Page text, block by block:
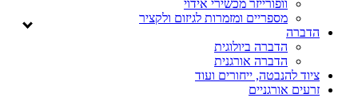
וופורייזר מכשירי אידוי
מספריים ומזמרות לגיזום ולקציר
הדברה
הדברה ביולוגית
הדברה אורגנית
ציוד להנבטה, ייחורים ועוד
זרעים אורגניים